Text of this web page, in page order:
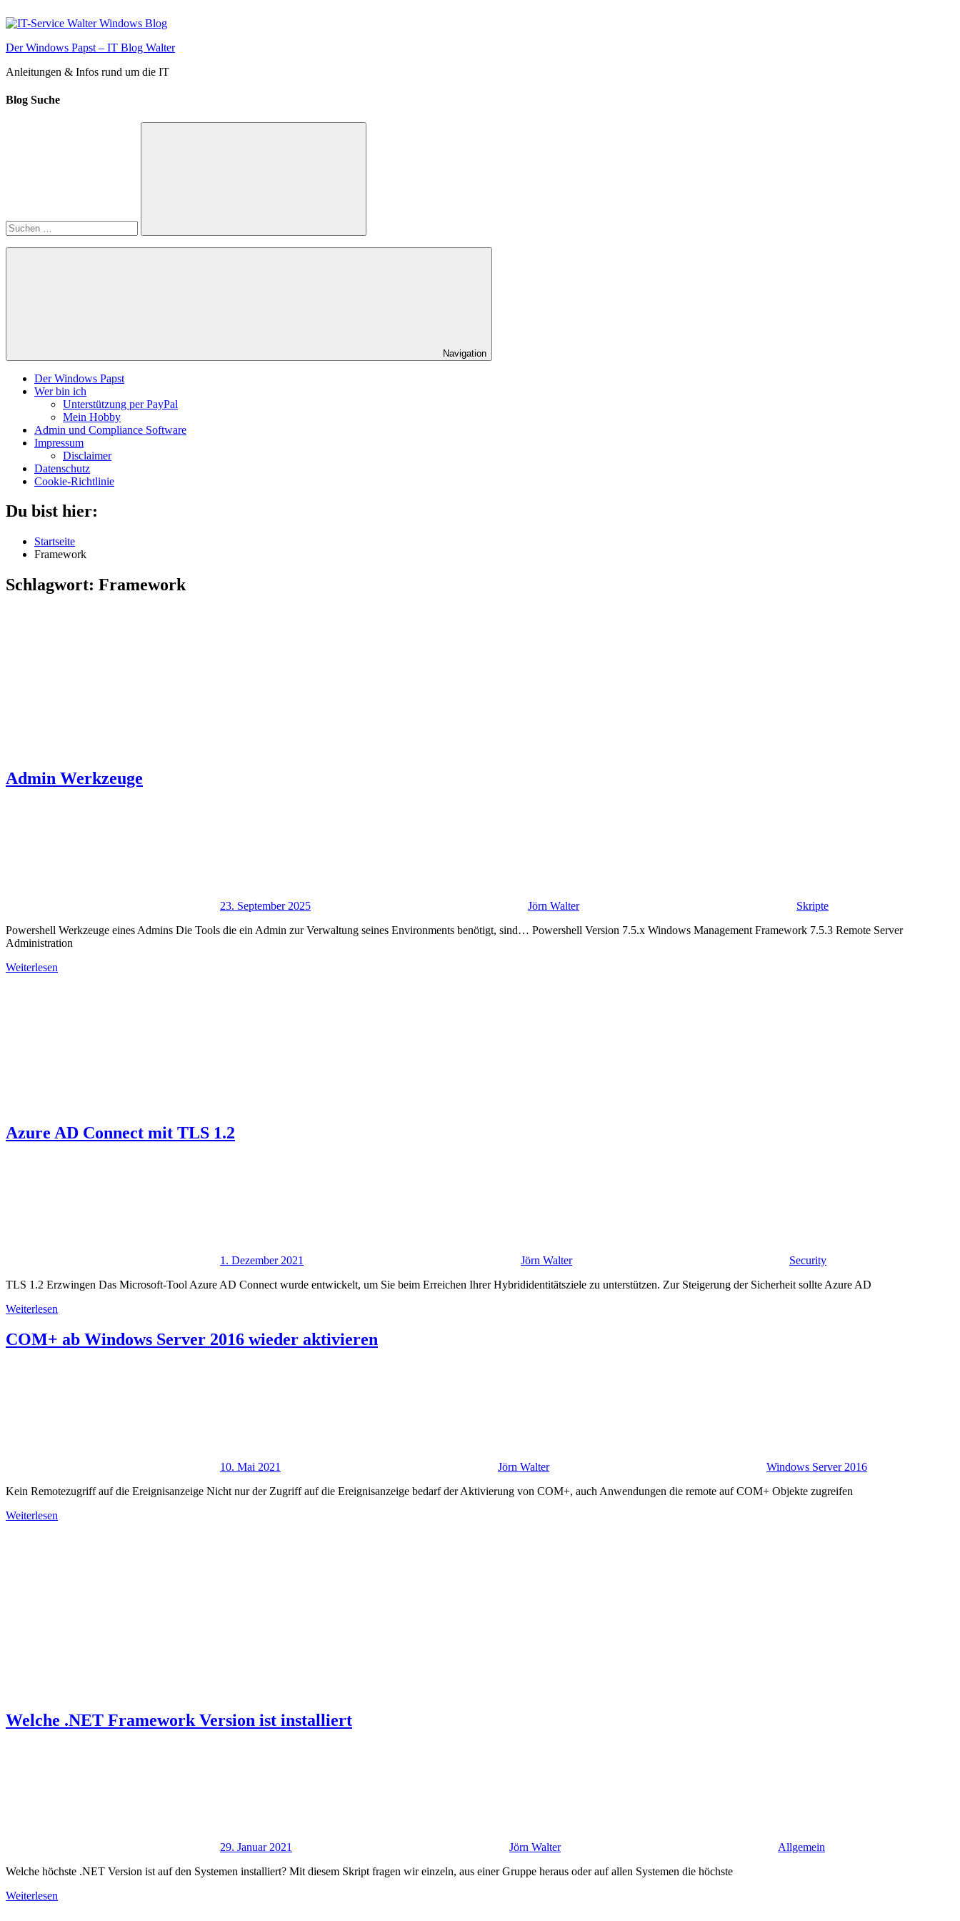
Inhalt
Der Windows Papst – IT Blog Walter
Anleitungen & Infos rund um die IT
Blog Suche
Suchen
Navigation
Der Windows Papst
Wer bin ich
Unterstützung per PayPal
Mein Hobby
Admin und Compliance Software
Impressum
Disclaimer
Datenschutz
Cookie-Richtlinie
Du bist hier:
Startseite
Framework
Schlagwort: Framework
Admin Werkzeuge
23. September 2025 Jörn Walter
Skripte
Powershell Werkzeuge eines Admins Die Tools die ein Admin zur Verwaltung seines Environments benötigt, sind… Powershell Version 7.5.x Windows Management Framework 7.5.3 Remote Server
Administration
Weiterlesen
Azure AD Connect mit TLS 1.2
1. Dezember 2021 Jörn Walter
Security
TLS 1.2 Erzwingen Das Microsoft-Tool Azure AD Connect wurde entwickelt, um Sie beim Erreichen Ihrer Hybrididentitätsziele zu unterstützen. Zur Steigerung der Sicherheit sollte Azure AD
Weiterlesen
COM+ ab Windows Server 2016 wieder aktivieren
10. Mai 2021 Jörn Walter
Windows Server 2016
Kein Remotezugriff auf die Ereignisanzeige Nicht nur der Zugriff auf die Ereignisanzeige bedarf der Aktivierung von COM+, auch Anwendungen die remote auf COM+ Objekte zugreifen
Weiterlesen
Welche .NET Framework Version ist installiert
29. Januar 2021 Jörn Walter
Allgemein
Welche höchste .NET Version ist auf den Systemen installiert? Mit diesem Skript fragen wir einzeln, aus einer Gruppe heraus oder auf allen Systemen die höchste
Weiterlesen